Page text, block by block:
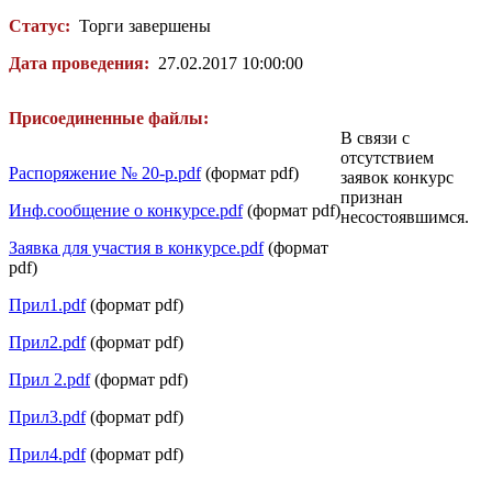
Статус: Торги завершены
Дата проведения: 27.02.2017 10:00:00
Присоединенные файлы:
Распоряжение № 20-р.pdf(формат pdf)
Инф.сообщение о конкурсе.pdf(формат pdf)
Заявка для участия в конкурсе.pdf(формат
pdf)
Прил1.pdf(формат pdf)
Прил2.pdf(формат pdf)
Прил 2.pdf(формат pdf)
Прил3.pdf(формат pdf)
Прил4.pdf(формат pdf)
В связи с
отсутствием
заявок конкурс
признан
несостоявшимся.